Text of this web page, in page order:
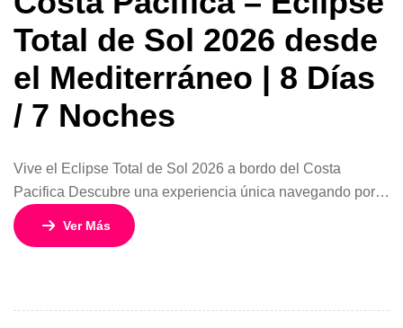
Total de Sol 2026 desde
el Mediterráneo | 8 Días
/ 7 Noches
Vive el Eclipse Total de Sol 2026 a bordo del Costa
Pacifica Descubre una experiencia única navegando por
el Mediterráneo a bordo del espectacular Costa Pacifica y
presencia uno de los fenómenos astronómicos más
exclusivo crucero de […]
Ver Más